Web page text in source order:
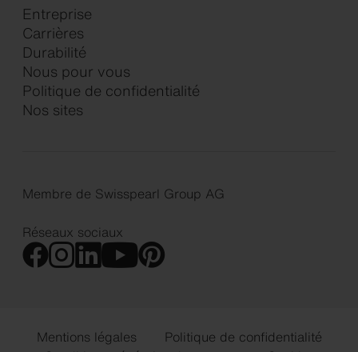
Entreprise
Carrières
Durabilité
Nous pour vous
Politique de confidentialité
Nos sites
Membre de Swisspearl Group AG
Réseaux sociaux
Mentions légales
Politique de confidentialité